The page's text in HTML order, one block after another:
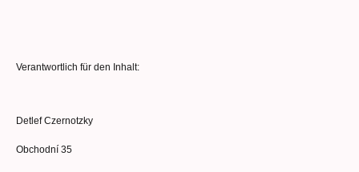
Verantwortlich für den Inhalt:
Detlef Czernotzky
Obchodní 35